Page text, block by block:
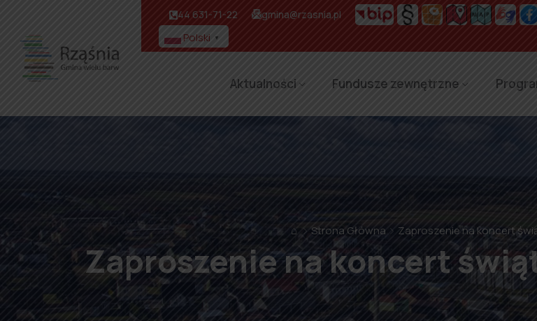
44 631-71-22 gmina@rzasnia.pl
Polski ▼
Aktualności Fundusze zewnętrzne
⌂ Strona Główna Zaproszenie na koncert
Zaproszenie na koncert